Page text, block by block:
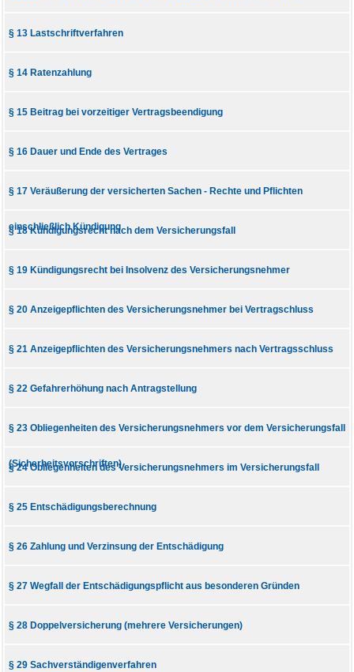
§ 13 Lastschriftverfahren
§ 14 Ratenzahlung
§ 15 Beitrag bei vorzeitiger Vertragsbeendigung
§ 16 Dauer und Ende des Vertrages
§ 17 Veräußerung der versicherten Sachen - Rechte und Pflichten
einschließlich Kündigung
§ 18 Kündigungsrecht nach dem Versicherungsfall
§ 19 Kündigungsrecht bei Insolvenz des Versicherungsnehmer
§ 20 Anzeigepflichten des Versicherungsnehmer bei Vertragschluss
§ 21 Anzeigepflichten des Versicherungsnehmers nach Vertragsschluss
§ 22 Gefahrerhöhung nach Antragstellung
§ 23 Obliegenheiten des Versicherungsnehmers vor dem Versicherungsfall
(Sicherheitsvorschriften)
§ 24 Obliegenheiten des Versicherungsnehmers im Versicherungsfall
§ 25 Entschädigungsberechnung
§ 26 Zahlung und Verzinsung der Entschädigung
§ 27 Wegfall der Entschädigungspflicht aus besonderen Gründen
§ 28 Doppelversicherung (mehrere Versicherungen)
§ 29 Sachverständigenverfahren